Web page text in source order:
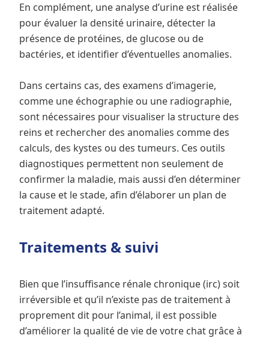
En complément, une analyse d’urine est réalisée
pour évaluer la densité urinaire, détecter la
présence de protéines, de glucose ou de
bactéries, et identifier d’éventuelles anomalies.
Dans certains cas, des examens d’imagerie,
comme une échographie ou une radiographie,
sont nécessaires pour visualiser la structure des
reins et rechercher des anomalies comme des
calculs, des kystes ou des tumeurs. Ces outils
diagnostiques permettent non seulement de
confirmer la maladie, mais aussi d’en déterminer
la cause et le stade, afin d’élaborer un plan de
traitement adapté.
Traitements & suivi
Bien que l’insuffisance rénale chronique (irc) soit
irréversible et qu’il n’existe pas de traitement à
proprement dit pour l’animal, il est possible
d’améliorer la qualité de vie de votre chat grâce à